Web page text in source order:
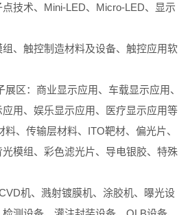
技术、Mini-LED、Micro-LED、显示
、触控制造材料及设备、触控应用软
区：商业显示应用、车载显示应用、
用、娱乐显示应用、医疗显示应用等
、传输层材料、ITO靶材、偏光片、
模组、彩色滤光片、导电银胶、特殊
机、溅射镀膜机、涂胶机、曝光设